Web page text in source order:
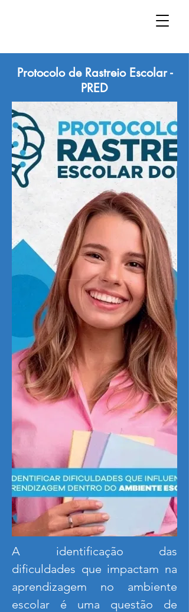
Protocolo de Rastreio Escolar -
PRED
A identificação das
dificuldades que impactam na
aprendizagem no ambiente
escolar é uma questão de